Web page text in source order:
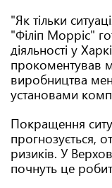
"Як тільки
"Філіп Морріс"
діяльності у
прокоментував
виробництва
установами
Покращення
прогнозується,
ризиків. У
почнуть це